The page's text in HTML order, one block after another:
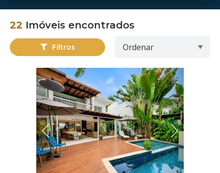
22 Imóveis encontrados
Filtros
Previous Next